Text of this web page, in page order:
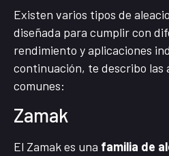
Existen varios tipos de
diseñada para cumplir con
rendimiento y aplicaciones
continuación, te describo las
comunes:
Zamak
El Zamak es una familia de